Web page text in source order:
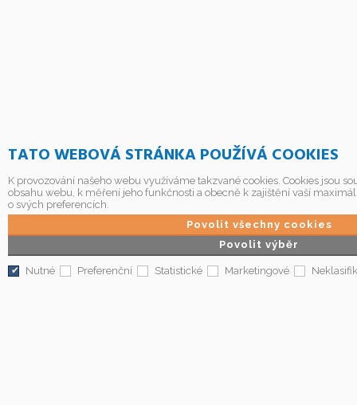
TATO WEBOVÁ STRÁNKA POUŽÍVÁ COOKIES
K provozování našeho webu využíváme takzvané cookies. Cookies jsou
obsahu webu, k měření jeho funkčnosti a obecně k zajištění vaší
o svých preferencích.
Povolit výběr
Povolit všechny cookies
Nutné Preferenční Statistické Marketingové